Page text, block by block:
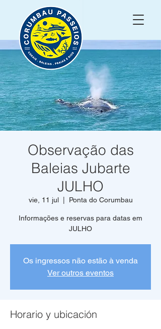
Observação das
Baleias Jubarte
JULHO
vie, 11 jul
  |
Ponta do Corumbau
Informações e reservas para datas em
JULHO
Os ingressos não estão à venda
Ver outros eventos
Horario y ubicación